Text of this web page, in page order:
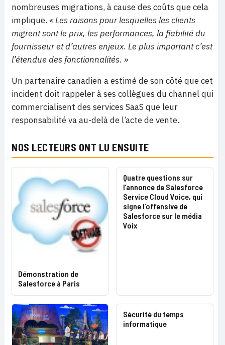
nombreuses migrations, à cause des coûts que cela
implique. « Les raisons pour lesquelles les clients
migrent sont le prix, les performances, la fiabilité du
fournisseur et d’autres enjeux. Le plus important c’est
l’étendue des fonctionnalités. »
Un partenaire canadien a estimé de son côté que cet
incident doit rappeler à ses collègues du channel qui
commercialisent des services SaaS que leur
responsabilité va au-delà de l’acte de vente.
NOS LECTEURS ONT LU ENSUITE
Démonstration de
Salesforce à Paris
Quatre questions sur
l’annonce de Salesforce
Service Cloud Voice, qui
signe l’offensive de
Salesforce sur le média
Voix
Sécurité du temps
informatique